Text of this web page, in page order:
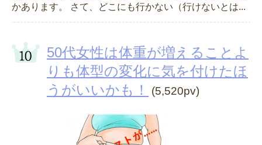
かあります。 さて、どこにも行かない（行けないとは...
50代女性は体重が増えることよ
りも体型の変化に気を付けたほ
うがいいかも！
(5,520pv)